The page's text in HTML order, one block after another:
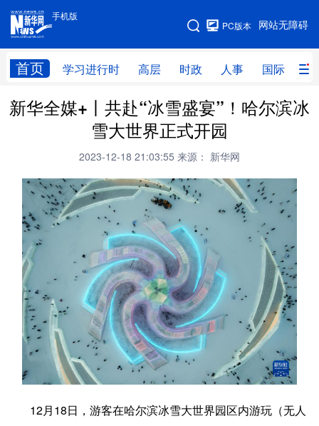
手机版
网站无障碍
PC版本
首页 学习进行时 高层 时政 人事 国际 财
手机版
网站地图
学习进行时 高层 时政 人事
财经 网评
科技 科创 量子 体育
文化 书画 健康 军事
视频 图片 政务
法律 中央文件 金融 汽车
食品 人居 信息化 数字经济
学术中国 乡村振兴 银龄 溯源中国
会展
彩票 娱乐 时尚 悦读
新华全媒+丨共赴“冰雪盛宴”！哈尔滨冰
雪大世界正式开园
2023-12-18 21:03:55 来源： 新华网
12月18日，游客在哈尔滨冰雪大世界园区内游玩（无人